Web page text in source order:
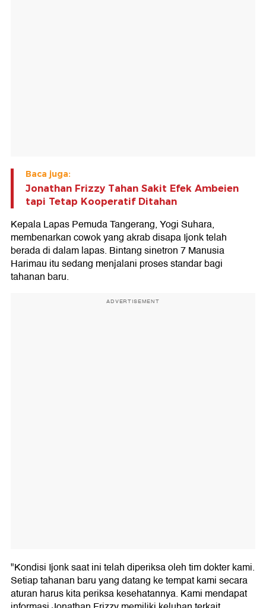
Baca juga:
Jonathan Frizzy Tahan Sakit Efek Ambeien
tapi Tetap Kooperatif Ditahan
Kepala Lapas Pemuda Tangerang, Yogi Suhara,
membenarkan cowok yang akrab disapa Ijonk telah
berada di dalam lapas. Bintang sinetron 7 Manusia
Harimau itu sedang menjalani proses standar bagi
tahanan baru.
ADVERTISEMENT
"Kondisi Ijonk saat ini telah diperiksa oleh tim dokter kami.
Setiap tahanan baru yang datang ke tempat kami secara
aturan harus kita periksa kesehatannya. Kami mendapat